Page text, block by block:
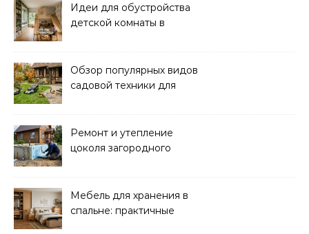
Идеи для обустройства
детской комнаты в
Обзор популярных видов
садовой техники для
Ремонт и утепление
цоколя загородного
Мебель для хранения в
спальне: практичные